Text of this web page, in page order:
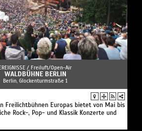
/ Freiluft/Open-Air
WALDBÜHNE BERLIN
Berlin, Glockenturmstraße 1
Freilichtbühnen Europas bietet von Mai bis
Rock-, Pop- und Klassik Konzerte und